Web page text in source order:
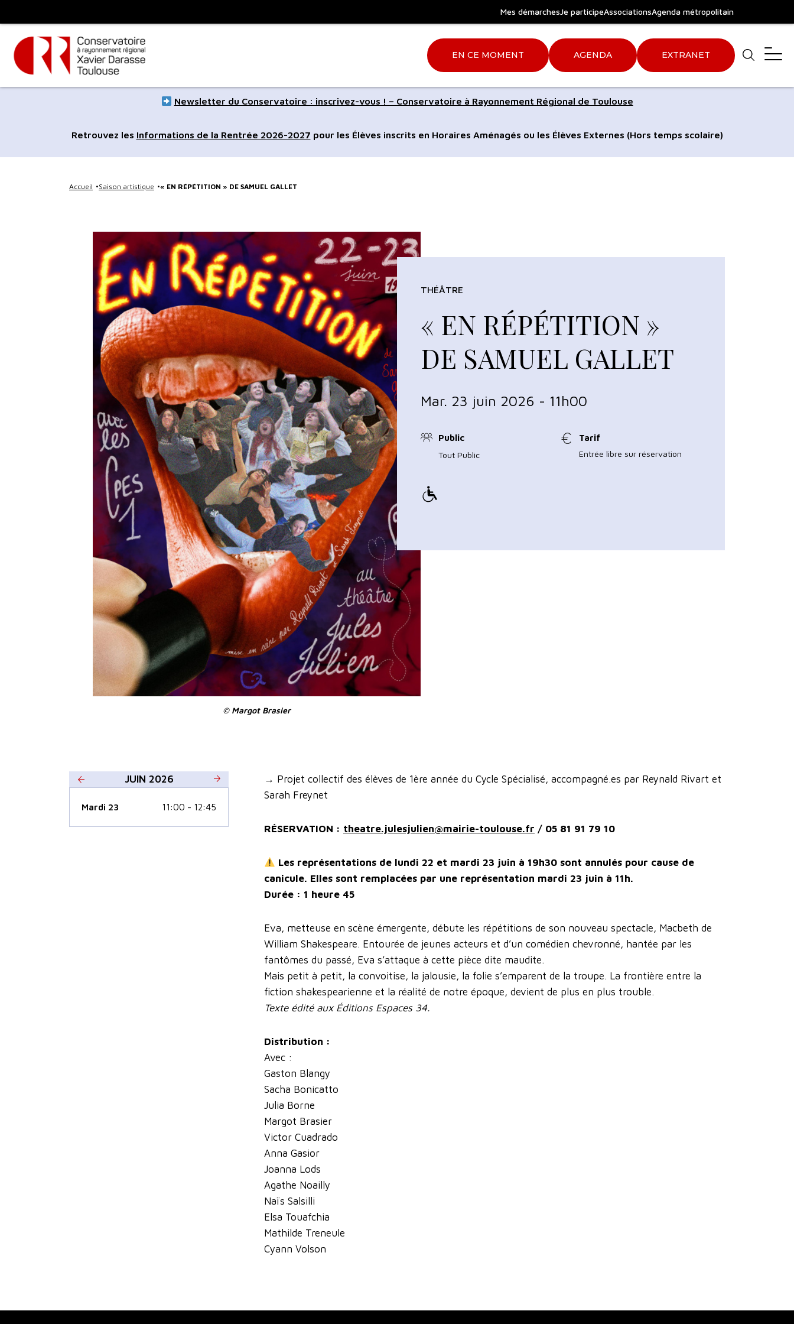
principal
à
navigation
à
recherche
au
de
page
du
site
métropole
Mes démarchesJe participeAssociationsAgenda métropolitain
EN CE MOMENT AGENDA EXTRANET
Newsletter du Conservatoire : inscrivez-vous ! – Conservatoire à Rayonnement Régional de Toulouse
Retrouvez les Informations de la Rentrée 2026-2027 pour les Élèves inscrits en Horaires Aménagés ou les Élèves Externes (Hors temps scolaire)
Accueil Saison artistique « EN RÉPÉTITION » DE SAMUEL GALLET
© Margot Brasier
« EN RÉPÉTITION »
DE SAMUEL GALLET
THÉÂTRE
Mar. 23 juin 2026 - 11h00
Public
Tout Public
Tarif
Entrée libre sur réservation
JUIN 2026
Mardi 23 11:00 - 12:45
→ Projet collectif des élèves de 1ère année du Cycle Spécialisé, accompagné.es par Reynald Rivart et
Sarah Freynet
RÉSERVATION : theatre.julesjulien@mairie-toulouse.fr / 05 81 91 79 10
Les représentations de lundi 22 et mardi 23 juin à 19h30 sont annulés pour cause de
canicule. Elles sont remplacées par une représentation mardi 23 juin à 11h.
Durée : 1 heure 45
Eva, metteuse en scène émergente, débute les répétitions de son nouveau spectacle, Macbeth de
William Shakespeare. Entourée de jeunes acteurs et d’un comédien chevronné, hantée par les
fantômes du passé, Eva s’attaque à cette pièce dite maudite.
Mais petit à petit, la convoitise, la jalousie, la folie s’emparent de la troupe. La frontière entre la
fiction shakespearienne et la réalité de notre époque, devient de plus en plus trouble.
Texte édité aux Éditions Espaces 34.
Distribution :
Avec :
Gaston Blangy
Sacha Bonicatto
Julia Borne
Margot Brasier
Victor Cuadrado
Anna Gasior
Joanna Lods
Agathe Noailly
Naïs Salsilli
Elsa Touafchia
Mathilde Treneule
Cyann Volson